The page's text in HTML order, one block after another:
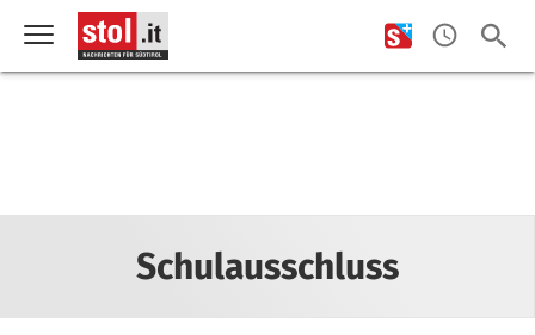
Schulausschluss